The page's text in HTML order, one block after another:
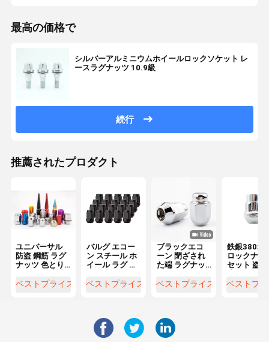
最高の価格で
シルバーアルミニウムホイールロックソケット レ
ースラグナッツ 10.9級
続行
推薦されたプロダクト
ユニバーサル
防盗 鋼筋 ラグ
ナッツ 色とり
輪 ハブ
ベストプライス
バルグ エコー
ン スチール ホ
イール ラグ ナ
ディション ア
ベストプライス
ブラックエコ
ーン 閉ざされ
た端 ラグナッ
レッド 3/4 "x
ベストプライス
鉄銀3802
ロックナッ
セット 盗
ロール 7/
ベストプ